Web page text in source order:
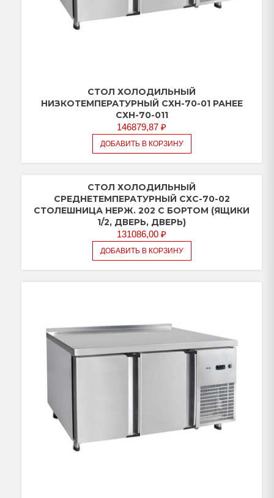
СТОЛ ХОЛОДИЛЬНЫЙ
НИЗКОТЕМПЕРАТУРНЫЙ СХН-70-01 РАНЕЕ
СХН-70-011
146879,87 ₽
ДОБАВИТЬ В КОРЗИНУ
СТОЛ ХОЛОДИЛЬНЫЙ
СРЕДНЕТЕМПЕРАТУРНЫЙ СХС-70-02
СТОЛЕШНИЦА НЕРЖ. 202 С БОРТОМ (ЯЩИКИ
1/2, ДВЕРЬ, ДВЕРЬ)
131086,00 ₽
ДОБАВИТЬ В КОРЗИНУ